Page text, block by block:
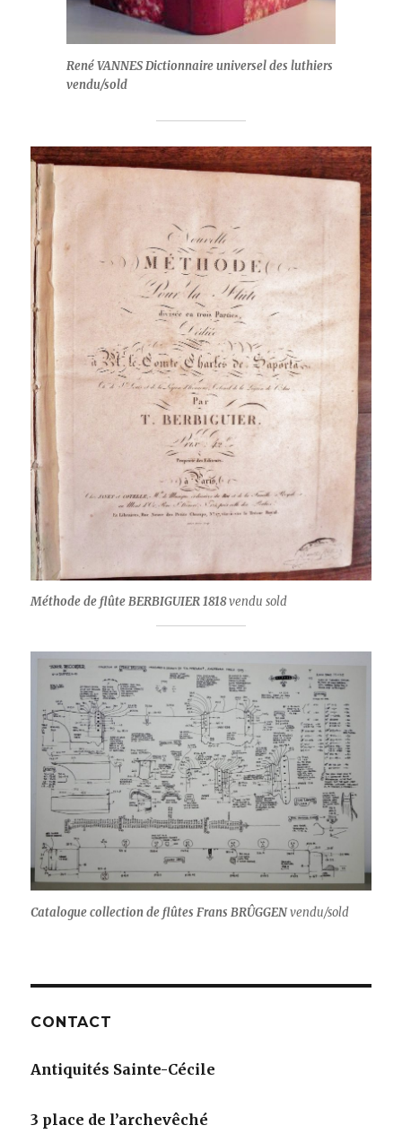
René VANNES Dictionnaire universel des luthiers
vendu/sold
Méthode de flûte BERBIGUIER 1818vendu sold
Catalogue collection de flûtes Frans BRÛGGENvendu/sold
CONTACT
Antiquités Sainte-Cécile
3 place de l’archevêché